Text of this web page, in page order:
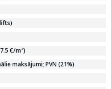
€/m²)
maksājumi; PVN (21%)